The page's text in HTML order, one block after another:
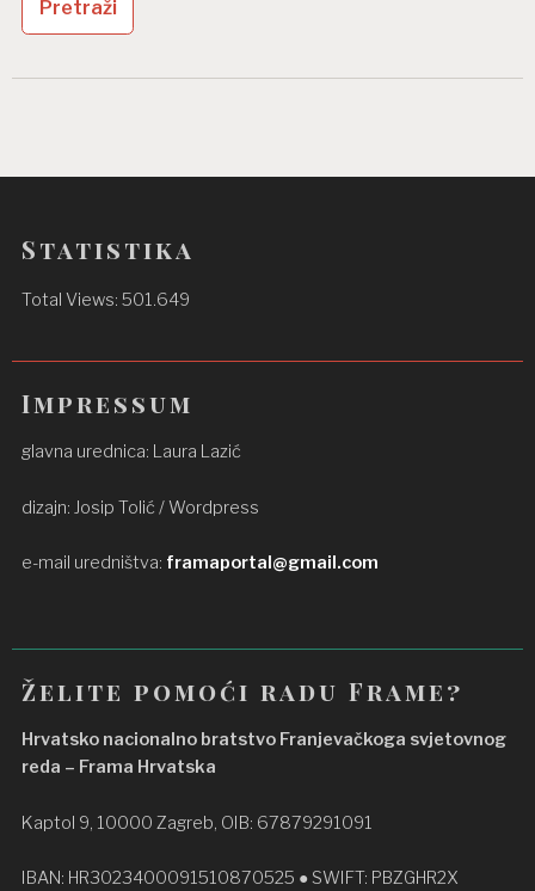
Statistika
Total Views:501.649
Impressum
glavna urednica: Laura Lazić
dizajn: Josip Tolić / Wordpress
e-mail uredništva: framaportal@gmail.com
Želite pomoći radu Frame?
Hrvatsko nacionalno bratstvo Franjevačkoga svjetovnog
reda – Frama Hrvatska
Kaptol 9, 10000 Zagreb, OIB: 67879291091
IBAN: HR3023400091510870525 ● SWIFT: PBZGHR2X